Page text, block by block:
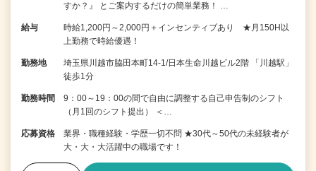
すか？』 とご案内するだけの簡単業務！ …
給与
時給1,200円～2,000円＋インセンティブあり ★月150H以
上勤務で時給優遇！
勤務地
埼玉県川越市脇田本町14-1/日本生命川越ビル2階 「川越駅」
徒歩1分
勤務時間
9：00～19：00の間で自由に調整する自己申告制のシフト
（月1回のシフト提出） ＜…
応募資格
業界・職種経験・学歴一切不問 ★30代～50代の未経験者が
大・大・大活躍中の職場です！